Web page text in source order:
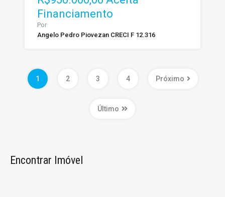
Financiamento
Por
Angelo Pedro Piovezan CRECI F 12.316
1 2 3 4 Próximo
Último
Encontrar Imóvel